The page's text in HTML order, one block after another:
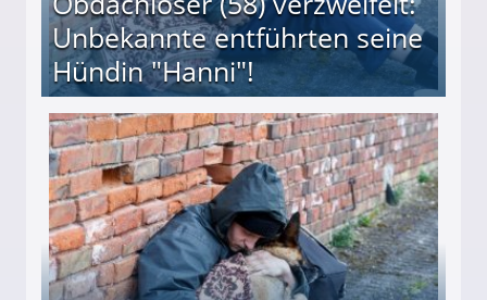
Unbekannte entführten seine
Hündin "Hanni"!
entführten seine Hündin "Hanni"!